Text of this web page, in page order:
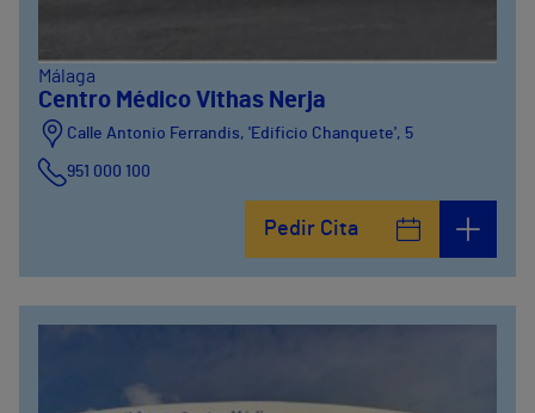
Málaga
Centro Médico Vithas Nerja
Calle Antonio Ferrandis, 'Edificio Chanquete', 5
951 000 100
Pedir Cita